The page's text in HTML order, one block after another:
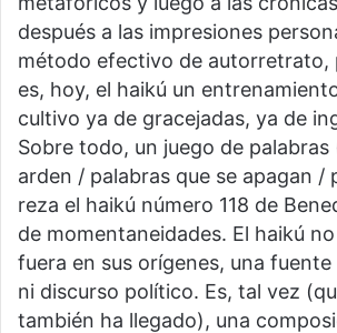
después a las impresiones
método efectivo de autorretrato,
es, hoy, el haikú un
cultivo ya de gracejadas, ya de
Sobre todo, un juego de palabras
arden / palabras que se apagan /
reza el haikú número 118 de
de momentaneidades. El haikú
fuera en sus orígenes, una
ni discurso político. Es, tal vez
también ha llegado), una